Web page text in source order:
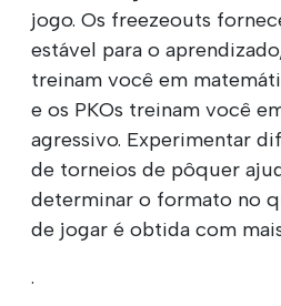
jogo. Os freezeouts
estável para o
treinam você em
e os PKOs treinam você
agressivo. Experimentar
de torneios de pôquer
determinar o formato no
de jogar é obtida com
.